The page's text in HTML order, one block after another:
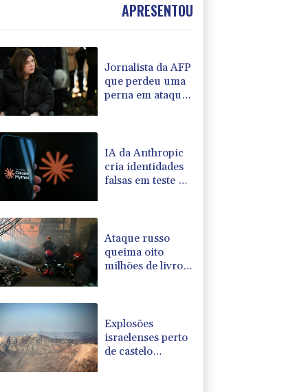
APRESENTOU
Jornalista da AFP
que perdeu uma
perna em ataque
IA da Anthropic
cria identidades
falsas em teste no
Ataque russo
queima oito
milhões de livros
Explosões
israelenses perto
de castelo